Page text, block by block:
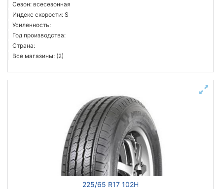
Сезон: всесезонная
Индекс скорости: S
Усиленность:
Год производства:
Страна:
Все магазины: (2)
225/65 R17 102H